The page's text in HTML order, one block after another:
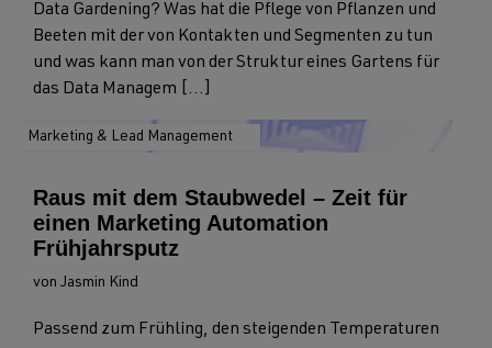
Data Gardening? Was hat die Pflege von Pflanzen und
Beeten mit der von Kontakten und Segmenten zu tun
und was kann man von der Struktur eines Gartens für
das Data Managem [...]
Marketing & Lead Management
Raus mit dem Staubwedel – Zeit für
einen Marketing Automation
Frühjahrsputz
von Jasmin Kind
Passend zum Frühling, den steigenden Temperaturen